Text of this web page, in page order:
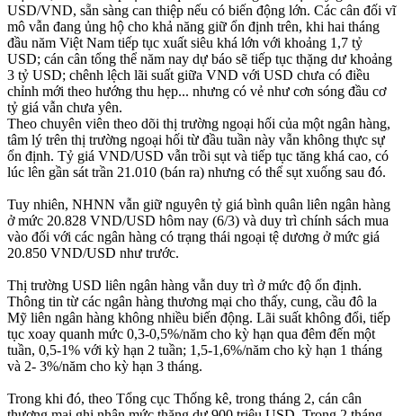
USD/VND, sẵn sàng can thiệp nếu có biến động lớn. Các cân đối vĩ
mô vẫn đang ủng hộ cho khả năng giữ ổn định trên, khi hai tháng
đầu năm Việt Nam tiếp tục xuất siêu khá lớn với khoảng 1,7 tỷ
USD; cán cân tổng thể năm nay dự báo sẽ tiếp tục thặng dư khoảng
3 tỷ USD; chênh lệch lãi suất giữa VND với USD chưa có điều
chỉnh mới theo hướng thu hẹp... nhưng có vẻ như cơn sóng đầu cơ
tỷ giá vẫn chưa yên.
Theo chuyên viên theo dõi thị trường ngoại hối của một ngân hàng,
tâm lý trên thị trường ngoại hối từ đầu tuần này vẫn không thực sự
ổn định. Tỷ giá VND/USD vẫn trồi sụt và tiếp tục tăng khá cao, có
lúc lên gần sát trần 21.010 (bán ra) nhưng có thể sụt xuống sau đó.
Tuy nhiên, NHNN vẫn giữ nguyên tỷ giá bình quân liên ngân hàng
ở mức 20.828 VND/USD hôm nay (6/3) và duy trì chính sách mua
vào đối với các ngân hàng có trạng thái ngoại tệ dương ở mức giá
20.850 VND/USD như trước.
Thị trường USD liên ngân hàng vẫn duy trì ở mức độ ổn định.
Thông tin từ các ngân hàng thương mại cho thấy, cung, cầu đô la
Mỹ liên ngân hàng không nhiều biến động. Lãi suất không đổi, tiếp
tục xoay quanh mức 0,3-0,5%/năm cho kỳ hạn qua đêm đến một
tuần, 0,5-1% với kỳ hạn 2 tuần; 1,5-1,6%/năm cho kỳ hạn 1 tháng
và 2- 3%/năm cho kỳ hạn 3 tháng.
Trong khi đó, theo Tổng cục Thống kê, trong tháng 2, cán cân